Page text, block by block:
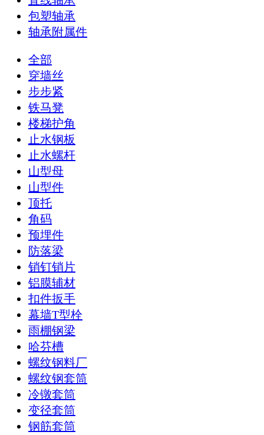
包塑轴承
轴承附属件
全部
穿墙丝
步步紧
铁马凳
楼梯护角
止水钢板
止水螺杆
山型母
山型件
顶托
角码
预埋件
防落梁
销钉销片
铝膜辅材
扣件扳手
幕墙T型栓
雨棚钢梁
哈芬槽
螺纹钢料厂
螺纹钢套筒
冷镦套筒
变径套筒
钢筋套筒